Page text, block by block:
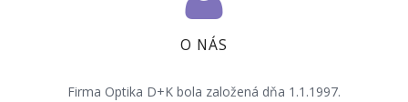
O NÁS
Firma Optika D+K bola založená dňa 1.1.1997.